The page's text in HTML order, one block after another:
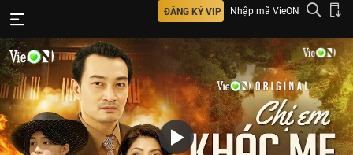
ĐĂNG KÝ VIP Nhập mã VieON